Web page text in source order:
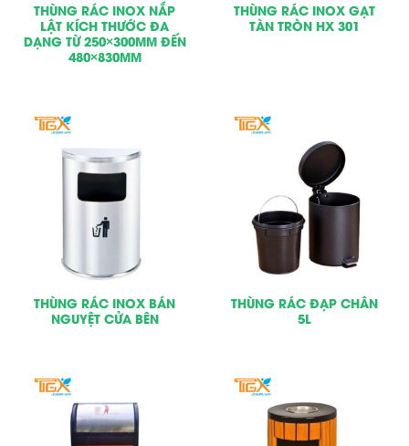
THÙNG RÁC INOX NẮP
LẬT KÍCH THƯỚC ĐA
DẠNG TỪ 250×300MM ĐẾN
480×830MM
THÙNG RÁC INOX GẠT
TÀN TRÒN HX 301
THÙNG RÁC INOX BÁN
NGUYỆT CỬA BÊN
THÙNG RÁC ĐẠP CHÂN
5L